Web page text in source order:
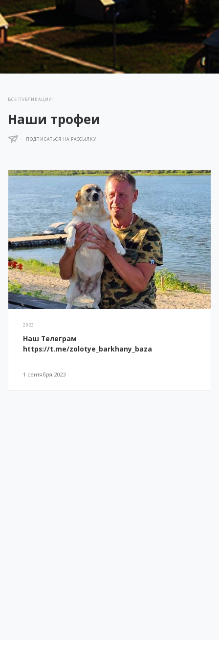
ВСЕ ПУБЛИКАЦИИ
Наши трофеи
ПОДПИСАТЬСЯ НА РАССЫЛКУ
2023
Наш Телеграм
https://t.me/zolotye_barkhany_baza
1 сентября 2023